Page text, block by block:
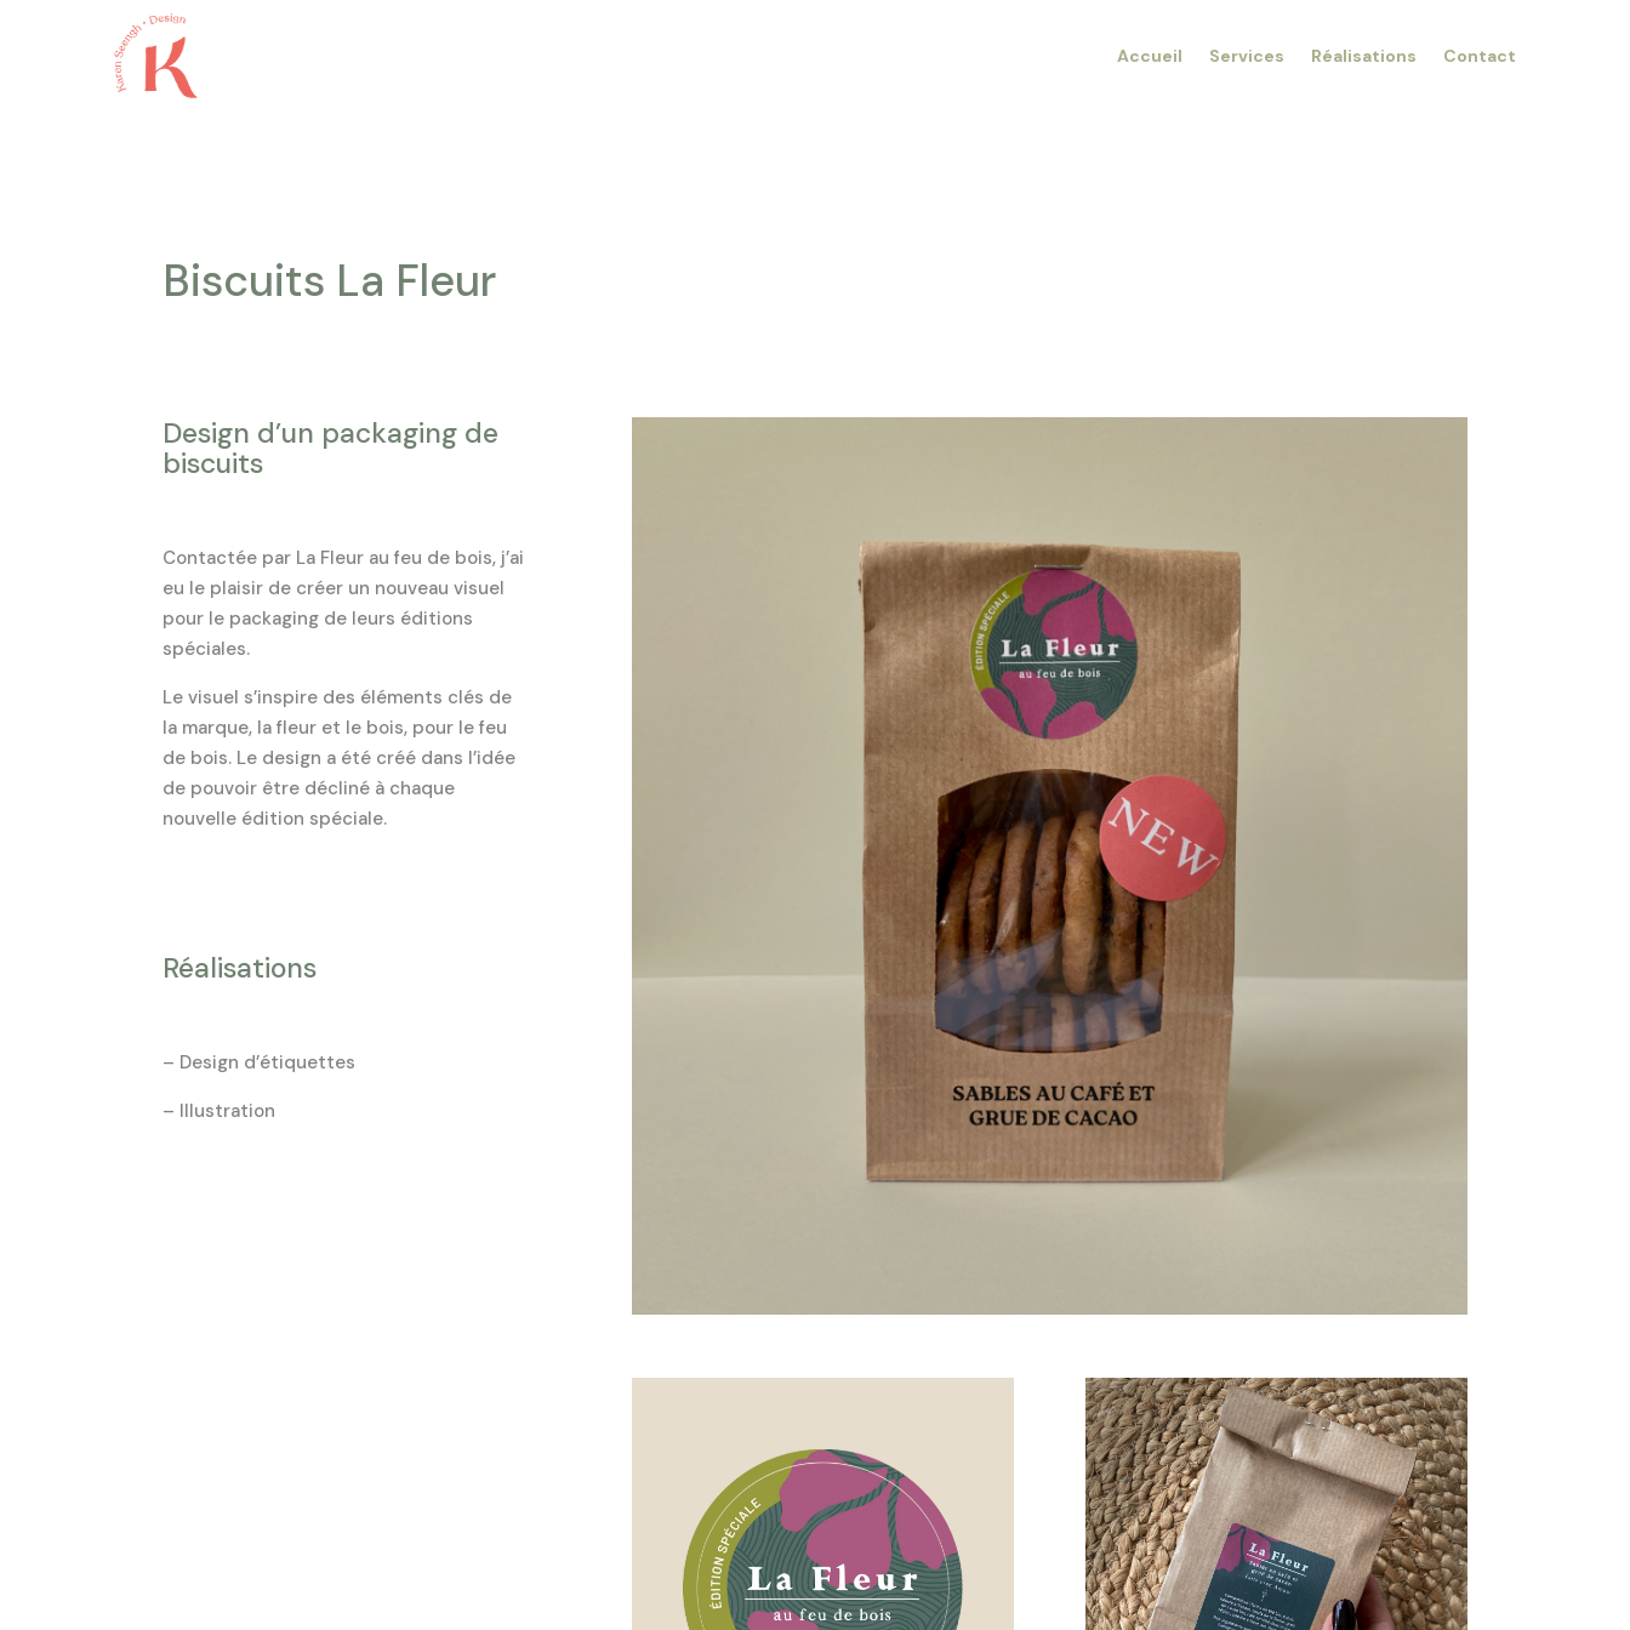
Accueil Services Réalisations Contact
Biscuits La Fleur
Design d’un packaging de
biscuits
Contactée par La Fleur au feu de bois, j’ai
eu le plaisir de créer un nouveau visuel
pour le packaging de leurs éditions
spéciales.
Le visuel s’inspire des éléments clés de
la marque, la fleur et le bois, pour le feu
de bois. Le design a été créé dans l’idée
de pouvoir être décliné à chaque
nouvelle édition spéciale.
Réalisations
– Design d’étiquettes
– Illustration